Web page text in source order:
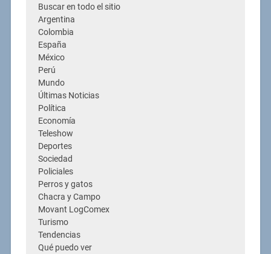
Buscar en todo el sitio
Argentina
Colombia
España
México
Perú
Mundo
Últimas Noticias
Política
Economía
Teleshow
Deportes
Sociedad
Policiales
Perros y gatos
Chacra y Campo
Movant LogComex
Turismo
Tendencias
Qué puedo ver